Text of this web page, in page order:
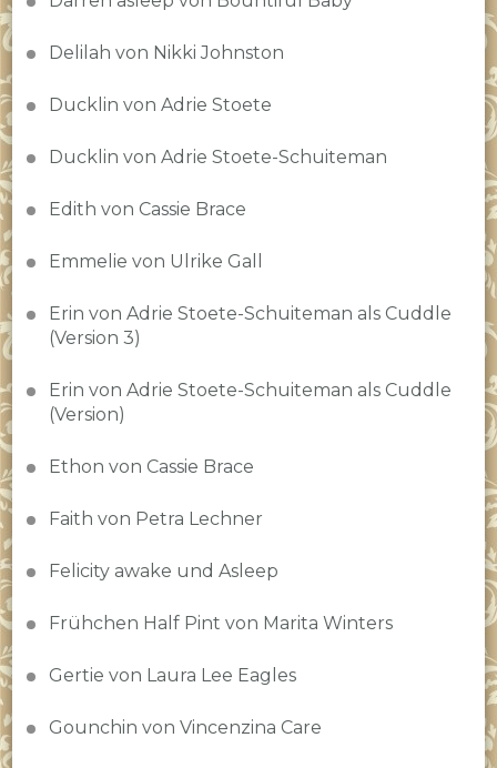
Delilah von Nikki Johnston
Ducklin von Adrie Stoete
Ducklin von Adrie Stoete-Schuiteman
Edith von Cassie Brace
Emmelie von Ulrike Gall
Erin von Adrie Stoete-Schuiteman als Cuddle
(Version 3)
Erin von Adrie Stoete-Schuiteman als Cuddle
(Version)
Ethon von Cassie Brace
Faith von Petra Lechner
Felicity awake und Asleep
Frühchen Half Pint von Marita Winters
Gertie von Laura Lee Eagles
Gounchin von Vincenzina Care